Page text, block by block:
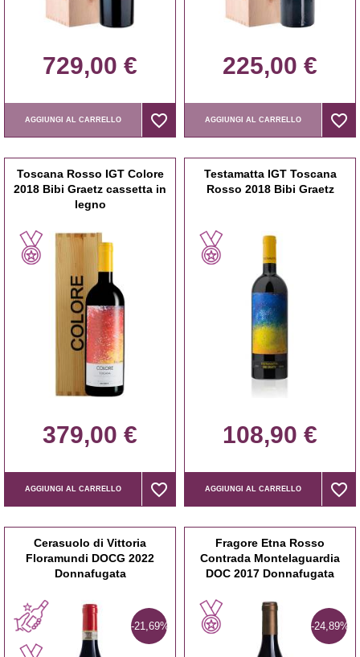
729,00 €
AGGIUNGI AL CARRELLO favorite_border
favorite_border
225,00 €
AGGIUNGI AL CARRELLO favorite_border
favorite_border
Toscana Rosso IGT Colore
2018 Bibi Graetz cassetta in
legno
379,00 €
AGGIUNGI AL CARRELLO favorite_border
favorite_border
Testamatta IGT Toscana
Rosso 2018 Bibi Graetz
108,90 €
AGGIUNGI AL CARRELLO favorite_border
favorite_border
Cerasuolo di Vittoria
Floramundi DOCG 2022
Donnafugata
-21,69%
Fragore Etna Rosso
Contrada Montelaguardia
DOC 2017 Donnafugata
-24,89%